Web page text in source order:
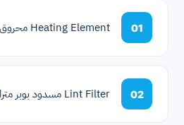
01 Heating Element محروق
02 Lint Filter مسدود بوبر متراكم